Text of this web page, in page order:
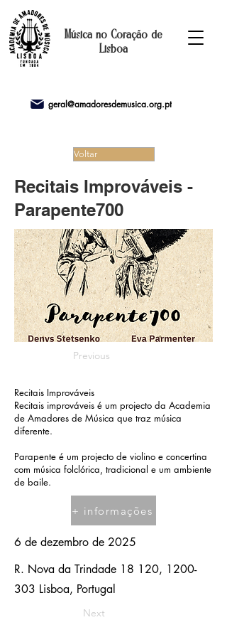
Música no Coração de
Lisboa
geral@amadoresdemusica.org.pt
Voltar
Recitais Improváveis -
Parapente700
Previous
Recitais Improváveis
Recitais improváveis é um projecto da Academia
de Amadores de Música que traz música
diferente.
Parapente é um projecto de violino e concertina
com música folclórica, tradicional e um ambiente
de baile.
+ informações
6 de dezembro de 2025
R. Nova da Trindade 18 120, 1200-
303 Lisboa, Portugal
Next